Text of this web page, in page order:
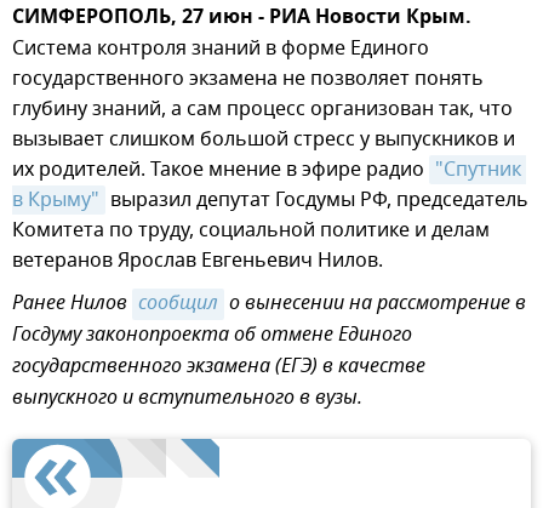
СИМФЕРОПОЛЬ, 27 июн - РИА Новости Крым.
Система контроля знаний в форме Единого
государственного экзамена не позволяет понять
глубину знаний, а сам процесс организован так, что
вызывает слишком большой стресс у выпускников и
их родителей. Такое мнение в эфире радио "Спутник
в Крыму" выразил депутат Госдумы РФ, председатель
Комитета по труду, социальной политике и делам
ветеранов Ярослав Евгеньевич Нилов.
Ранее Нилов сообщил о вынесении на рассмотрение в
Госдуму законопроекта об отмене Единого
государственного экзамена (ЕГЭ) в качестве
выпускного и вступительного в вузы.